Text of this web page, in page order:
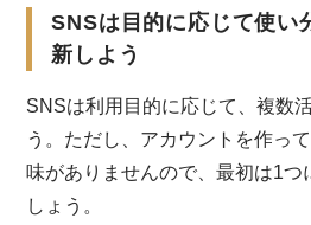
SNSは目的に応じて使い
新しよう
SNSは利用目的に応じて、複数
う。ただし、アカウントを作っ
味がありませんので、最初は1つ
しょう。